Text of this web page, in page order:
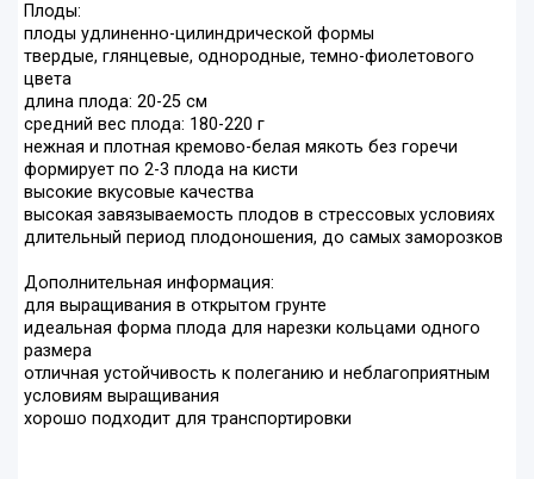
Плоды:
плоды удлиненно-цилиндрической формы
твердые, глянцевые, однородные, темно-фиолетового
цвета
длина плода: 20-25 см
средний вес плода: 180-220 г
нежная и плотная кремово-белая мякоть без горечи
формирует по 2-3 плода на кисти
высокие вкусовые качества
высокая завязываемость плодов в стрессовых условиях
длительный период плодоношения, до самых заморозков
Дополнительная информация:
для выращивания в открытом грунте
идеальная форма плода для нарезки кольцами одного
размера
отличная устойчивость к полеганию и неблагоприятным
условиям выращивания
хорошо подходит для транспортировки